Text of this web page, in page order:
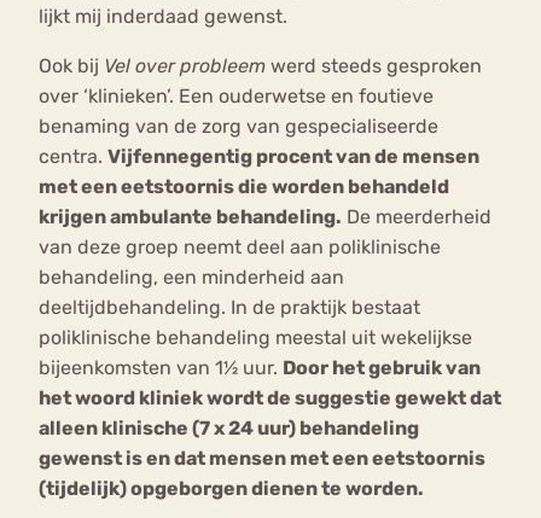
lijkt mij inderdaad gewenst.
Ook bij Vel over probleem werd steeds gesproken
over ‘klinieken’. Een ouderwetse en foutieve
benaming van de zorg van gespecialiseerde
centra. Vijfennegentig procent van de mensen
met een eetstoornis die worden behandeld
krijgen ambulante behandeling. De meerderheid
van deze groep neemt deel aan poliklinische
behandeling, een minderheid aan
deeltijdbehandeling. In de praktijk bestaat
poliklinische behandeling meestal uit wekelijkse
bijeenkomsten van 1½ uur. Door het gebruik van
het woord kliniek wordt de suggestie gewekt dat
alleen klinische (7 x 24 uur) behandeling
gewenst is en dat mensen met een eetstoornis
(tijdelijk) opgeborgen dienen te worden.